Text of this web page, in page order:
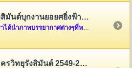
กงานยอยศยิ่งฟ้า อยุธยามรดกโลก
วิทยุรังสิมันต์ 2549-2550